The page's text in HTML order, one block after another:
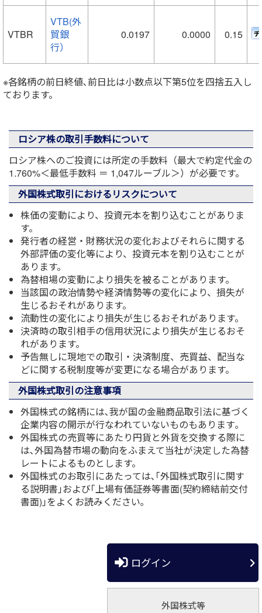
VTBR
VTB(外
貿銀
行）
0.0197 0.0000 0.15
※各銘柄の前日終値､前日比は小数点以下第5位を四捨五入し
ております。
ロシア株の取引手数料について
ロシア株へのご投資には所定の手数料（最大で約定代金の
1.760%＜最低手数料 ＝ 1,047ルーブル＞）が必要です。
外国株式取引におけるリスクについて
株価の変動により、投資元本を割り込むことがありま
す。
発行者の経営・財務状況の変化およびそれらに関する
外部評価の変化等により、投資元本を割り込むことが
あります。
為替相場の変動により損失を被ることがあります。
当該国の政治情勢や経済情勢等の変化により、損失が
生じるおそれがあります。
流動性の変化により損失が生じるおそれがあります。
決済時の取引相手の信用状況により損失が生じるおそ
れがあります。
予告無しに現地での取引・決済制度、売買益、配当な
どに関する税制度等が変更になる場合があります。
外国株式取引の注意事項
外国株式の銘柄には､我が国の金融商品取引法に基づく
企業内容の開示が行なわれていないものもあります｡
外国株式の売買等にあたり円貨と外貨を交換する際に
は､外国為替市場の動向をふまえて当社が決定した為替
レートによるものとします。
外国株式のお取引にあたっては､｢外国株式取引に関す
る説明書｣および｢上場有価証券等書面(契約締結前交付
書面)｣をよくお読みください｡
ログイン
外国株式等